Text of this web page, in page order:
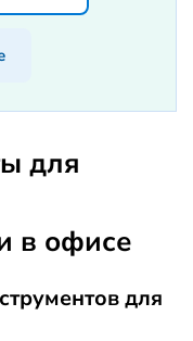
для
в офисе
для